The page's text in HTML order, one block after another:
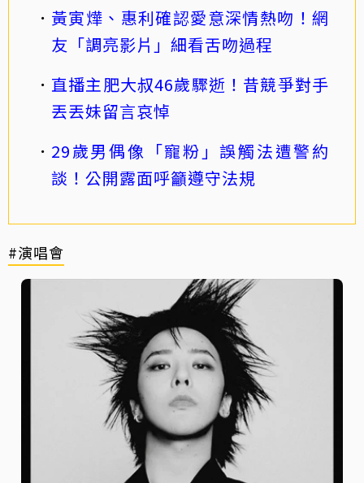
黃寅燁、惠利確認愛意深情熱吻！網
友「調亮影片」細看舌吻過程
直播主肥大叔46歲驟逝！昔競爭對手
丟丟妹留言哀悼
29歲男偶像「寵粉」誤觸法遭警約
談！公開露面呼籲遵守法規
#演唱會